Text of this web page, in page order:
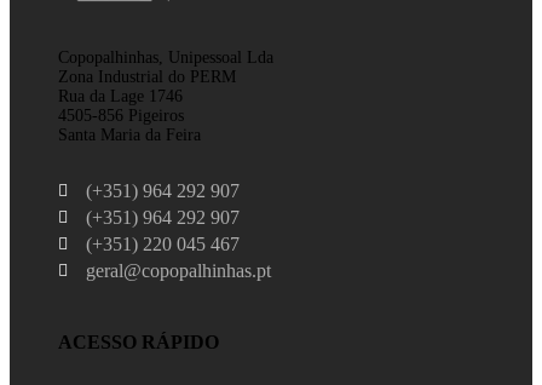
Copopalhinhas, Unipessoal Lda
Zona Industrial do PERM
Rua da Lage 1746
4505-856 Pigeiros
Santa Maria da Feira
(+351) 964 292 907
(+351) 964 292 907
(+351) 220 045 467
geral@copopalhinhas.pt
ACESSO RÁPIDO